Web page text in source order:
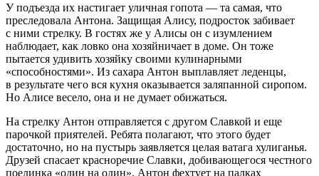
У подъезда их настигает уличная гопота — та самая, что
преследовала Антона. Защищая Алису, подросток забивает
с ними стрелку. В гостях же у Алисы он с изумлением
наблюдает, как ловко она хозяйничает в доме. Он тоже
пытается удивить хозяйку своими кулинарными
«способностями». Из сахара Антон выплавляет леденцы,
в результате чего вся кухня оказывается заляпанной сиропом.
Но Алисе весело, она и не думает обижаться.
На стрелку Антон отправляется с другом Славкой и еще
парочкой приятелей. Ребята полагают, что этого будет
достаточно, но на пустырь заявляется целая ватага хулиганья.
Друзей спасает красноречие Славки, добивающегося честного
поединка «один на один». Антон фехтует на палках